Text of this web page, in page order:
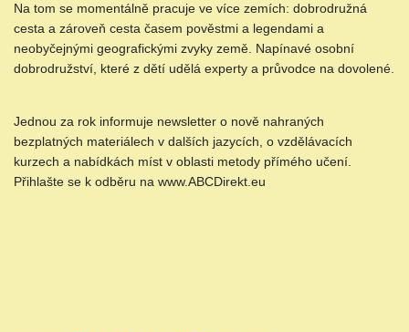
Na tom se momentálně pracuje ve více zemích: dobrodružná
cesta a zároveň cesta časem pověstmi a legendami a
neobyčejnými geografickými zvyky země. Napínavé osobní
dobrodružství, které z dětí udělá experty a průvodce na dovolené.
Jednou za rok informuje newsletter o nově nahraných
bezplatných materiálech v dalších jazycích, o vzdělávacích
kurzech a nabídkách míst v oblasti metody přímého učení.
Přihlašte se k odběru na www.ABCDirekt.eu